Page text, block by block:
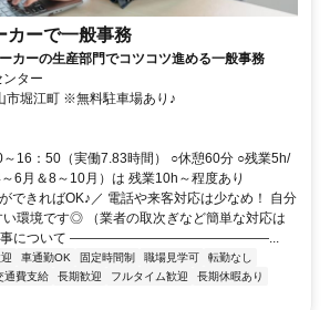
カーで一般事務
カーの生産部門でコツコツ進める一般事務
ター
市堀江町 ※無料駐車場あり♪
16：50（実働7.83時間） ○休憩60分 ○残業5h/
6月＆8～10月）は 残業10h～程度あり
できればOK♪／ 電話や来客対応は少なめ！ 自分
環境です◎ （業者の取次ぎなど簡単な対応は
仕事について ―――――――――――――――...
車通勤OK 固定時間制 職場見学可
転勤なし
通費支給 長期歓迎 フルタイム歓迎
長期休暇あり